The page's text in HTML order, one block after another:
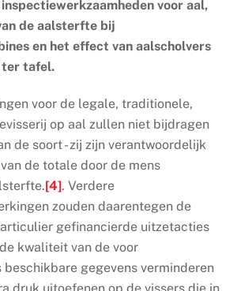
voor aal,
de aalsterfte bij
en het effect van aalscholvers
ter tafel.
voor de legale, traditionele,
op aal zullen niet bijdragen
de soort - zij zijn verantwoordelijk
de totale door de mens
[4]. Verdere
zouden daarentegen de
gefinancierde uitzetacties
kwaliteit van de voor
gegevens verminderen
druk uitoefenen op de vissers die in